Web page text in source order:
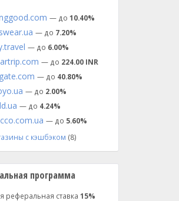
— до 10.40%
— до 7.20%
— до 6.00%
— до 224.00 INR
— до 40.80%
— до 2.00%
— до 4.24%
— до 5.60%
с кэшбэком (8)
программа
реферальная ставка 15%